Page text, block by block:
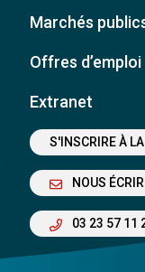
Marchés
Offres d’emploi
Extranet
S'INSCRIRE À
NOUS
03 23 57 11